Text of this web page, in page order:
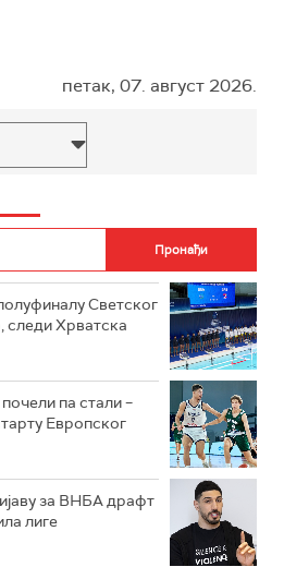
петак, 07. август 2026.
Светског
следи Хрватска
па стали –
Европског
за ВНБА драфт
лиге